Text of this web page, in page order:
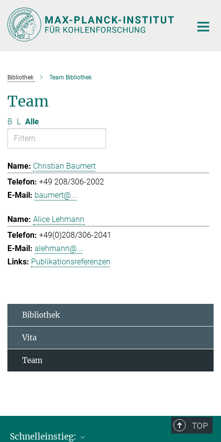
Hauptinhalt
Bibliothek Team Bibliothek
Team
B L Alle
Christian Baumert
+49 208/306-2002
baumert@...
Alice Lehmann
+49(0)208/306-2041
alehmann@...
Publikationsreferenzen
Bibliothek
Vita
Team
TOP
Schnelleinstieg: